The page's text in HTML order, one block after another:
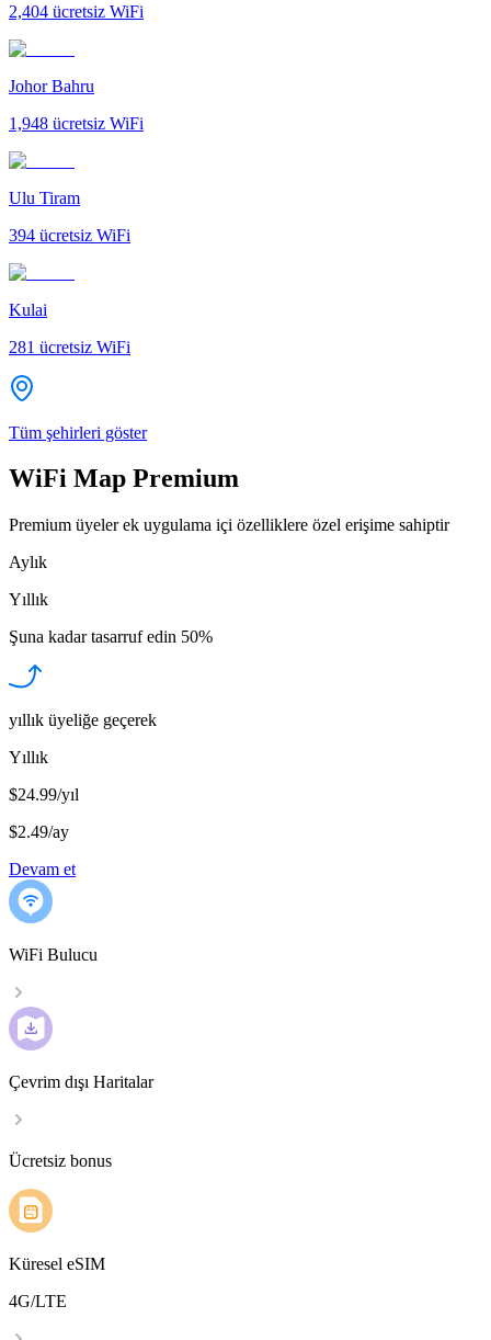
2,404 ücretsiz WiFi
Johor Bahru
1,948 ücretsiz WiFi
Ulu Tiram
394 ücretsiz WiFi
Kulai
281 ücretsiz WiFi
Tüm şehirleri göster
WiFi Map Premium
Premium üyeler ek uygulama içi özelliklere özel erişime sahiptir
Aylık
Yıllık
Şuna kadar tasarruf edin 50%
yıllık üyeliğe geçerek
Yıllık
$24.99/yıl
$2.49/ay
Devam et
WiFi Bulucu
Çevrim dışı Haritalar
Ücretsiz bonus
Küresel eSIM
4G/LTE